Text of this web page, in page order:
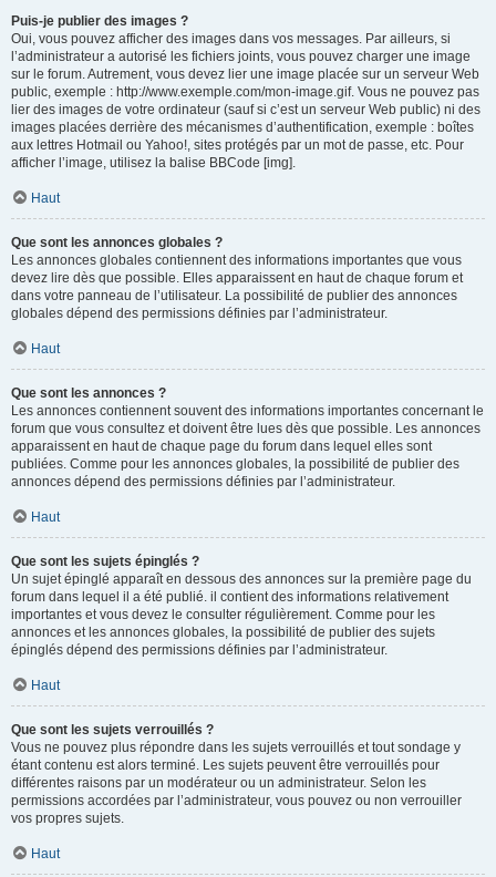
Puis-je publier des images ?
Oui, vous pouvez afficher des images dans vos messages. Par ailleurs, si
l’administrateur a autorisé les fichiers joints, vous pouvez charger une image
sur le forum. Autrement, vous devez lier une image placée sur un serveur Web
public, exemple : http://www.exemple.com/mon-image.gif. Vous ne pouvez pas
lier des images de votre ordinateur (sauf si c’est un serveur Web public) ni des
images placées derrière des mécanismes d’authentification, exemple : boîtes
aux lettres Hotmail ou Yahoo!, sites protégés par un mot de passe, etc. Pour
afficher l’image, utilisez la balise BBCode [img].
Haut
Que sont les annonces globales ?
Les annonces globales contiennent des informations importantes que vous
devez lire dès que possible. Elles apparaissent en haut de chaque forum et
dans votre panneau de l’utilisateur. La possibilité de publier des annonces
globales dépend des permissions définies par l’administrateur.
Haut
Que sont les annonces ?
Les annonces contiennent souvent des informations importantes concernant le
forum que vous consultez et doivent être lues dès que possible. Les annonces
apparaissent en haut de chaque page du forum dans lequel elles sont
publiées. Comme pour les annonces globales, la possibilité de publier des
annonces dépend des permissions définies par l’administrateur.
Haut
Que sont les sujets épinglés ?
Un sujet épinglé apparaît en dessous des annonces sur la première page du
forum dans lequel il a été publié. il contient des informations relativement
importantes et vous devez le consulter régulièrement. Comme pour les
annonces et les annonces globales, la possibilité de publier des sujets
épinglés dépend des permissions définies par l’administrateur.
Haut
Que sont les sujets verrouillés ?
Vous ne pouvez plus répondre dans les sujets verrouillés et tout sondage y
étant contenu est alors terminé. Les sujets peuvent être verrouillés pour
différentes raisons par un modérateur ou un administrateur. Selon les
permissions accordées par l’administrateur, vous pouvez ou non verrouiller
vos propres sujets.
Haut